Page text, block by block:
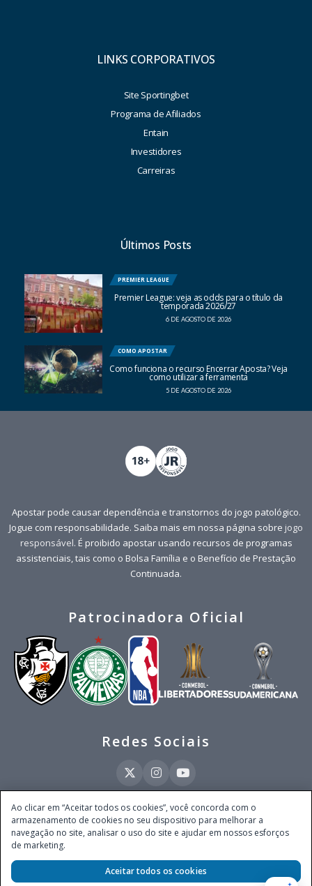
LINKS CORPORATIVOS
Site Sportingbet
Programa de Afiliados
Entain
Investidores
Carreiras
Últimos Posts
PREMIER LEAGUE
Premier League: veja as odds para o título da
temporada 2026/27
6 DE AGOSTO DE 2026
COMO APOSTAR
Como funciona o recurso Encerrar Aposta? Veja
como utilizar a ferramenta
5 DE AGOSTO DE 2026
Apostar pode causar dependência e transtornos do jogo patológico.
Jogue com responsabilidade. Saiba mais em nossa página sobre jogo
responsável. É proibido apostar usando recursos de programas
assistenciais, tais como o Bolsa Família e o Benefício de Prestação
Continuada.
Patrocinadora Oficial
Redes Sociais
Este site é operado pela Ventmear Brasil LTDA (CNPJ 52.868.380/0001-84), com
endereço na Avenida Brigadeiro Faria Lima, nº 4.055, 3º andar, Itaim Bibi, no
Município de São Paulo, Estado de São Paulo, CEP 04538-133, Brasil - empresa
Secretaria de Prêmios e Apostas do Ministério da Fazenda, conforme Portaria nº
247, de 07.02.2025, publicada no DOU em 11.2.2025.
Ao clicar em “Aceitar todos os cookies”, você concorda com o
armazenamento de cookies no seu dispositivo para melhorar a
navegação no site, analisar o uso do site e ajudar em nossos esforços
de marketing.
Aceitar todos os cookies